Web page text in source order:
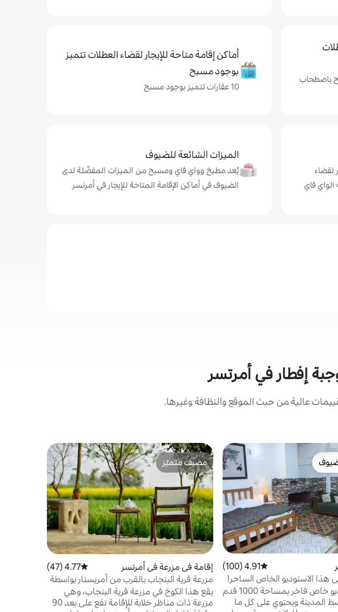
تسمح باصطحاب
أماكن إقامة متاحة للإيجار لقضاء العطلات تتميز
بوجود مسبح
10 عقارات تتميز بوجود مسبح
لقضاء
فاي
الميزات الشائعة للضيوف
يُعد مطبخ وواي فاي ومسبح من الميزات المفضّلة لدى
الضيوف في أماكن الإقامة المتاحة للإيجار في أمرتسر
إفطار في أمرتسر
عالية من حيث الموقع والنظافة وغيرها.
متوسط التقييم 4.91 من 5، 100 مراجعات
4.91 (100)
هذا الاستوديو الخاص الساحر!
استمتع باستوديو خاص فاخر بمساحة 1000 قدم
المدينة ويحتوي على كل ما
مضيف متميّز
مضيف متميّز
إقامة في مزرعة في أمرتسر متوسط التقييم 4.77 من 5، 47 مراجعات
4.77 (47)
مزرعة قرية البنجاب بالقرب من أمريستار بواسطة
جادوغار
يقع هذا الكوخ في مزرعة قرية البنجاب، وهي
مزرعة ذات مناظر خلابة للإقامة تقع على بعد 90